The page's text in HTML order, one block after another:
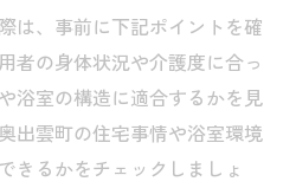
は、事前に下記ポイントを確
者の身体状況や介護度に合っ
浴室の構造に適合するかを見
出雲町の住宅事情や浴室環境
きるかをチェックしましょ